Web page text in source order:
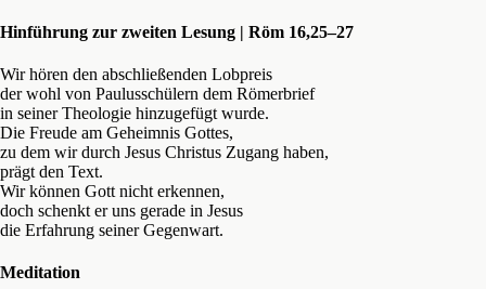
Hinführung zur zweiten Lesung | Röm 16,25–27
Wir hören den abschließenden Lobpreis
der wohl von Paulusschülern dem Römerbrief
in seiner Theologie hinzugefügt wurde.
Die Freude am Geheimnis Gottes,
zu dem wir durch Jesus Christus Zugang haben,
prägt den Text.
Wir können Gott nicht erkennen,
doch schenkt er uns gerade in Jesus
die Erfahrung seiner Gegenwart.
Meditation